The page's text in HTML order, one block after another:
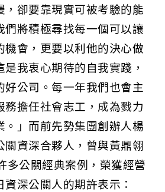
，卻要靠現實可被考驗的能
們將積極尋找每一個可以讓
機會，更要以利他的決心做
我衷心期待的自我實踐，
好公司。每一年我們也會主
務擔任社會志工，成為戮力
。」而前先勢集團創辦人楊
關資深合夥人，曾與黃鼎翎
多公關經典案例，榮獲經營
深公關人的期許表示：